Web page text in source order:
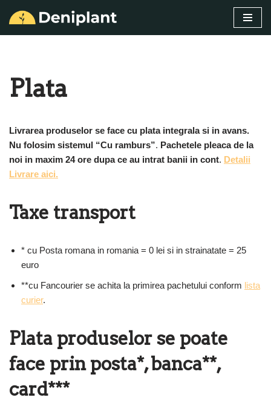
Plata
Livrarea produselor se face cu plata integrala si in avans.
Nu folosim sistemul “Cu ramburs”. Pachetele pleaca de la
noi in maxim 24 ore dupa ce au intrat banii in cont. Detalii
Livrare aici.
Taxe transport
* cu Posta romana in romania = 0 lei si in strainatate = 25
euro
**cu Fancourier se achita la primirea pachetului conform lista
curier.
Plata produselor se poate
face prin posta*, banca**,
card***